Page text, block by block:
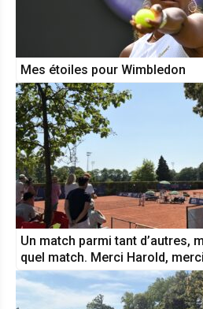
Mes étoiles pour Wimbledon
Un match parmi tant d’autres,
quel match. Merci Harold,